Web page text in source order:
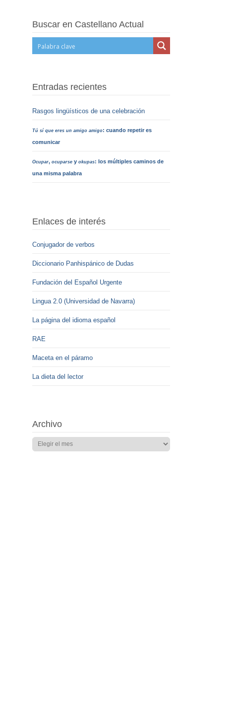
Buscar en Castellano Actual
Entradas recientes
Rasgos lingüísticos de una celebración
Tú sí que eres un amigo amigo: cuando repetir es
comunicar
Ocupar, ocuparsey okupas: los múltiples caminos de
una misma palabra
Enlaces de interés
Conjugador de verbos
Diccionario Panhispánico de Dudas
Fundación del Español Urgente
Lingua 2.0 (Universidad de Navarra)
La página del idioma español
RAE
Maceta en el páramo
La dieta del lector
Archivo